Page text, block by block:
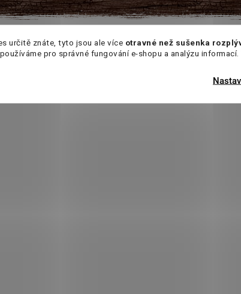
určitě znáte, tyto jsou ale více otravné než sušenka
pro správné fungování e-shopu a analýzu informací.